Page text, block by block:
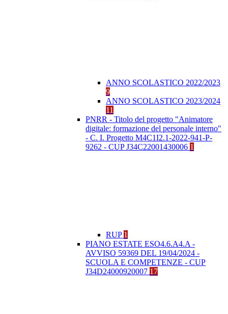
ANNO SCOLASTICO 2022/2023
9
ANNO SCOLASTICO 2023/2024
11
PNRR - Titolo del progetto "Animatore
digitale: formazione del personale interno"
- C. I. Progetto M4C1I2.1-2022-941-P-
9262 - CUP J34C22001430006 1
RUP 1
PIANO ESTATE ESO4.6.A4.A -
AVVISO 59369 DEL 19/04/2024 -
SCUOLA E COMPETENZE - CUP
J34D24000920007 17